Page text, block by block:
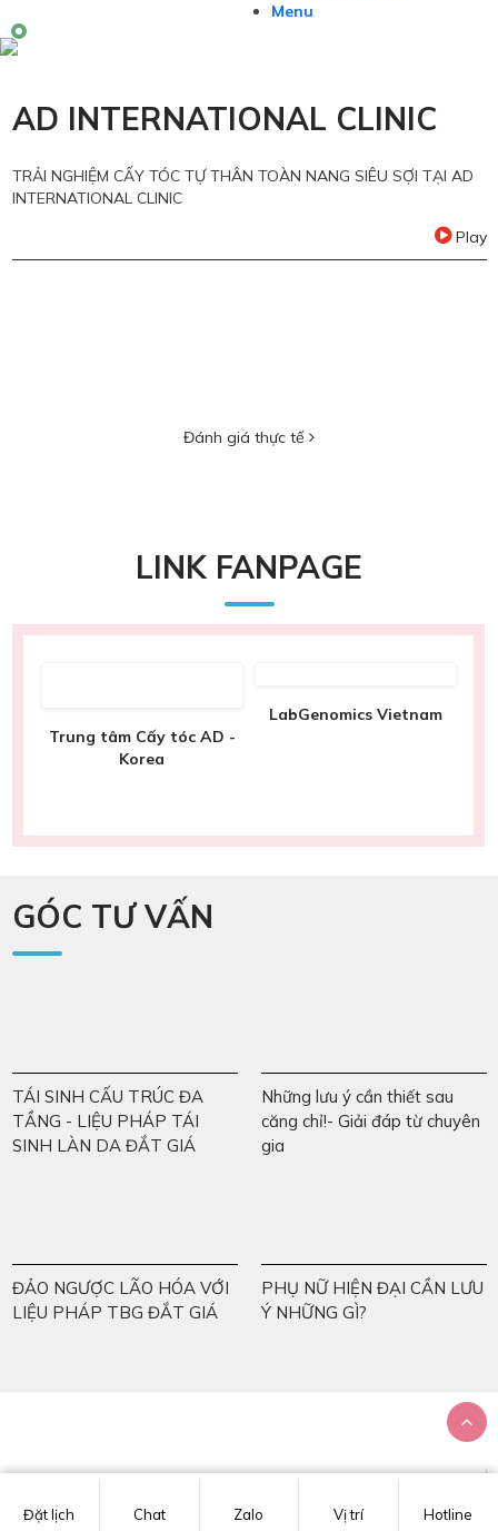
Menu
AD INTERNATIONAL CLINIC
TOÀN NANG SIÊU SỢI TẠI AD
KIẾN TẠO VÓC DÁNG, HIỆU
Đánh giá thực tế
LINK FANPAGE
Trung tâm Cấy tóc AD -
Korea
LabGenomics Vietnam
GÓC TƯ VẤN
TÁI SINH CẤU TRÚC ĐA
TẦNG - LIỆU PHÁP TÁI
SINH LÀN DA ĐẮT GIÁ
Những lưu ý cần thiết sau
căng chỉ!- Giải đáp từ chuyên
gia
ĐẢO NGƯỢC LÃO HÓA VỚI
LIỆU PHÁP TBG ĐẮT GIÁ
PHỤ NỮ HIỆN ĐẠI CẦN LƯU
Ý NHỮNG GÌ?
Tư vấn trực tuyến
Đặt lịch Chat Zalo Vị trí Hotline